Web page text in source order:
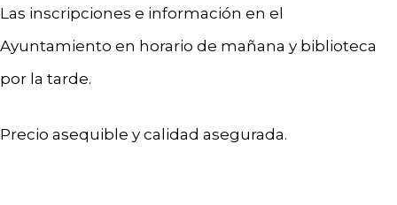
Las inscripciones e información en el
Ayuntamiento en horario de mañana y biblioteca
por la tarde.
Precio asequible y calidad asegurada.